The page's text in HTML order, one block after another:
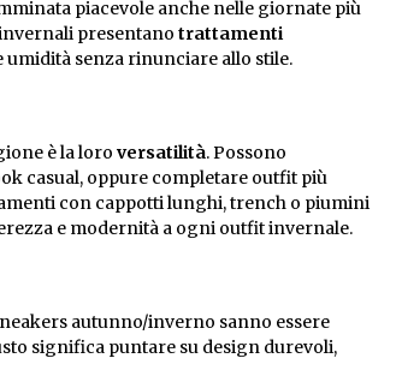
piacevole anche nelle giornate più
presentano trattamenti
senza rinunciare allo stile.
è la loro versatilità. Possono
casual, oppure completare outfit più
con cappotti lunghi, trench o piumini
e modernità a ogni outfit invernale.
autunno/inverno sanno essere
significa puntare su design durevoli,